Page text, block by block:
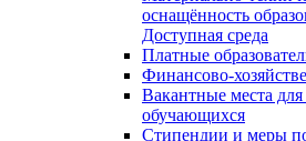
оснащённость
Доступная среда
Платные
Финансово-
Вакантные места
обучающихся
Стипендии и меры